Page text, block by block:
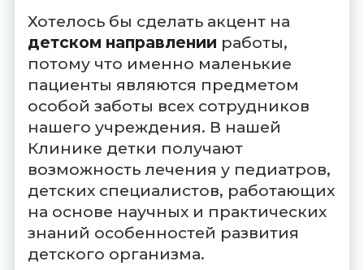
Хотелось бы сделать акцент на
детском направлении работы,
потому что именно маленькие
пациенты являются предметом
особой заботы всех сотрудников
нашего учреждения. В нашей
Клинике детки получают
возможность лечения у педиатров,
детских специалистов, работающих
на основе научных и практических
знаний особенностей развития
детского организма.